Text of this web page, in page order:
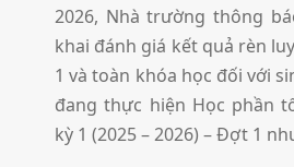
2026, Nhà trường thông
khai đánh giá kết quả rèn
1 và toàn khóa học đối với
đang thực hiện Học phần
kỳ 1 (2025 – 2026) – Đợt 1